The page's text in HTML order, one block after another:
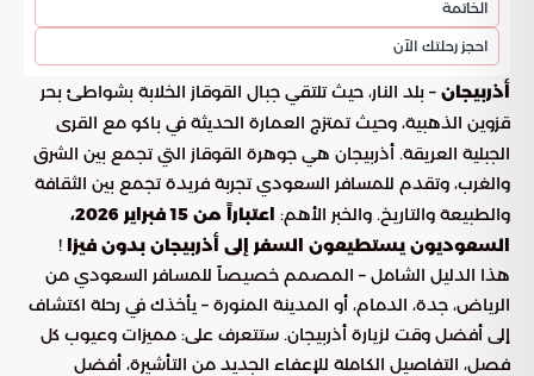
الخاتمة
احجز رحلتك الآن
أذربيجان – بلد النار، حيث تلتقي جبال القوقاز الخلابة بشواطئ بحر
قزوين الذهبية، وحيث تمتزج العمارة الحديثة في باكو مع القرى
الجبلية العريقة. أذربيجان هي جوهرة القوقاز التي تجمع بين الشرق
والغرب، وتقدم للمسافر السعودي تجربة فريدة تجمع بين الثقافة
والطبيعة والتاريخ. والخبر الأهم:
اعتباراً من 15 فبراير 2026،
السعوديون يستطيعون السفر إلى أذربيجان بدون فيزا !
هذا الدليل الشامل – المصمم خصيصاً للمسافر السعودي من
الرياض، جدة، الدمام، أو المدينة المنورة – يأخذك في رحلة اكتشاف
إلى أفضل وقت لزيارة أذربيجان. ستتعرف على: مميزات وعيوب كل
فصل، التفاصيل الكاملة للإعفاء الجديد من التأشيرة، أفضل